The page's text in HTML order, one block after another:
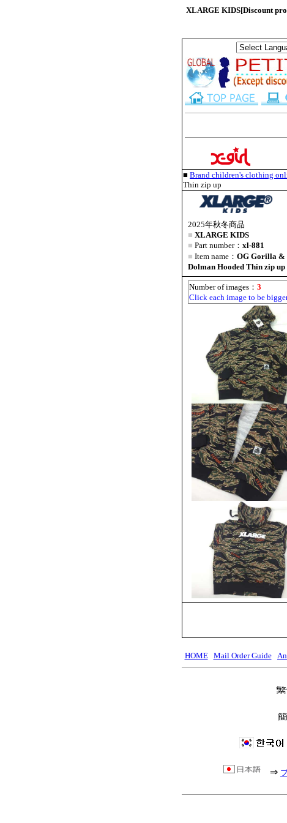
XLARGE KIDS[Discount
■ Brand children's clothing
Thin zip up
2025年秋冬商品
■ XLARGE KIDS
■ Part number： xl-881
■ Item name： OG Gorilla &
Dolman Hooded Thin zip up
Number of images： 3
Click each image to be
HOME Mail Order Guide
⇒